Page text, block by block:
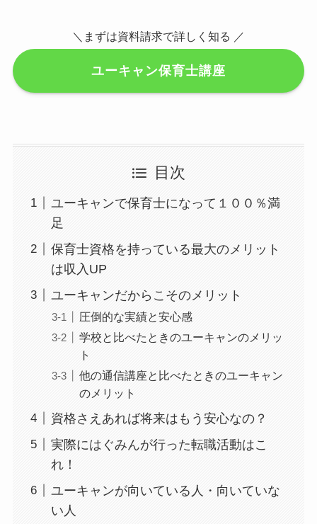
＼まずは資料請求で詳しく知る ／
ユーキャン保育士講座
目次
ユーキャンで保育士になって１００％満
足
保育士資格を持っている最大のメリット
は収入UP
ユーキャンだからこそのメリット
圧倒的な実績と安心感
学校と比べたときのユーキャンのメリッ
ト
他の通信講座と比べたときのユーキャン
のメリット
資格さえあれば将来はもう安心なの？
実際にはぐみんが行った転職活動はこ
れ！
ユーキャンが向いている人・向いていな
い人